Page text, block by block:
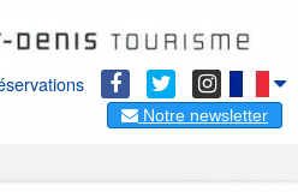
Notre newsletter